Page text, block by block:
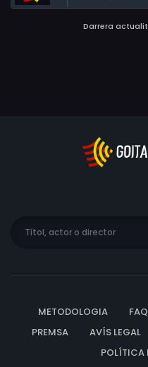
assassins a sou
seu propi secret. A Dove
sòrdida de la ciutat de
actualitza el gènere
corrupció política. Res
de setembre del 2009.
Darrera
METODOLOGIA FAQ
PREMSA
AVÍS LEGAL
POLÍTICA